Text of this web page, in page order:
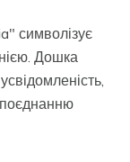
символізує
Дошка